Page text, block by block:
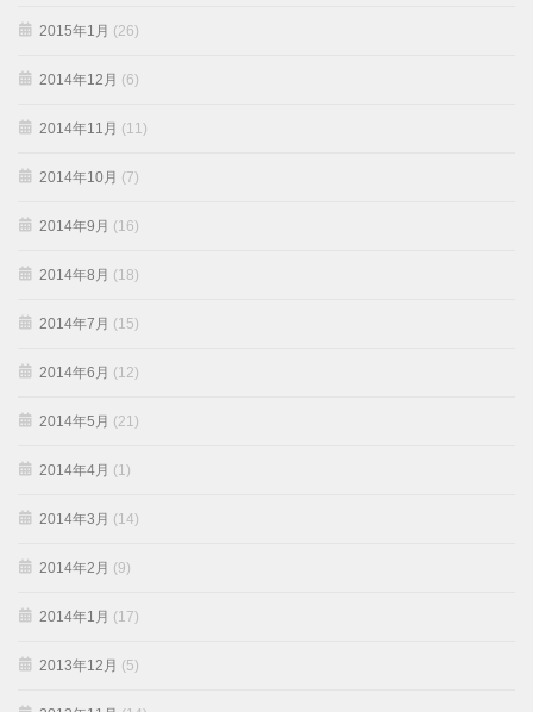
2015年1月 (26)
2014年12月 (6)
2014年11月 (11)
2014年10月 (7)
2014年9月 (16)
2014年8月 (18)
2014年7月 (15)
2014年6月 (12)
2014年5月 (21)
2014年4月 (1)
2014年3月 (14)
2014年2月 (9)
2014年1月 (17)
2013年12月 (5)